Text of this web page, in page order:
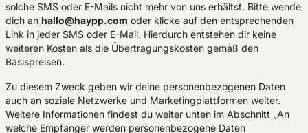
solche SMS oder E-Mails nicht mehr von uns erhältst. Bitte wende
dich an hallo@haypp.com oder klicke auf den entsprechenden
Link in jeder SMS oder E-Mail. Hierdurch entstehen dir keine
weiteren Kosten als die Übertragungskosten gemäß den
Basispreisen.
Zu diesem Zweck geben wir deine personenbezogenen Daten
auch an soziale Netzwerke und Marketingplattformen weiter.
Weitere Informationen findest du weiter unten im Abschnitt „An
welche Empfänger werden personenbezogene Daten